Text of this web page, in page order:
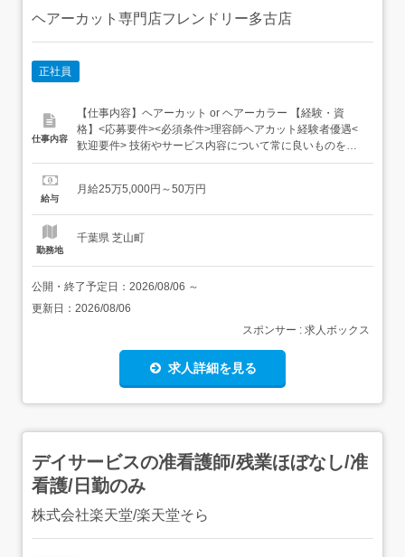
ヘアーカット専門店フレンドリー多古店
正社員
仕事内容
【仕事内容】ヘアーカット or ヘアーカラー 【経験・資
格】<応募要件><必須条件>理容師ヘアカット経験者優遇<
歓迎要件> 技術やサービス内容について常に良いものを提
供したいと思う方また、アドバイスに素直に耳を傾けられ
のご応募をお待ちしております ・カット技術をもっと高め
給与
月給25万5,000円～50万円
勤務地
千葉県 芝山町
公開・終了予定日： 2026/08/06 ～
更新日： 2026/08/06
スポンサー : 求人ボックス
求人詳細を見る
デイサービスの准看護師/残業ほぼなし/准
看護/日勤のみ
株式会社楽天堂/楽天堂そら